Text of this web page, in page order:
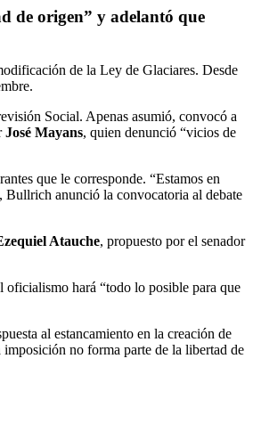
de origen” y adelantó que
de la Ley de Glaciares. Desde
Social. Apenas asumió, convocó a
José Mayans, quien denunció “vicios de
que le corresponde. “Estamos en
Bullrich anunció la convocatoria al debate
Atauche, propuesto por el senador
oficialismo hará “todo lo posible para que
al estancamiento en la creación de
no forma parte de la libertad de